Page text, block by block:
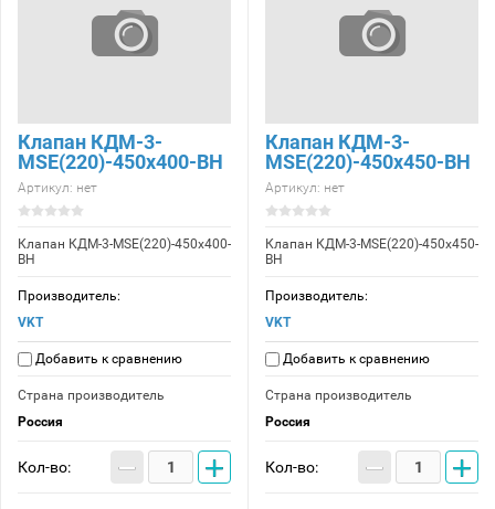
Клапан КДМ-3-
МSE(220)-450x400-ВН
Артикул: нет
Клапан КДМ-3-МSE(220)-450x400-
ВН
Производитель:
VKT
Добавить к сравнению
Страна производитель
Россия
Кол-во: − +
Клапан КДМ-3-
МSE(220)-450x450-ВН
Артикул: нет
Клапан КДМ-3-МSE(220)-450x450-
ВН
Производитель:
VKT
Добавить к сравнению
Страна производитель
Россия
Кол-во: − +